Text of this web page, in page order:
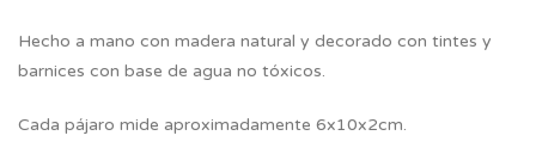
Hecho a mano con madera natural y decorado con tintes y
barnices con base de agua no tóxicos.
Cada pájaro mide aproximadamente 6x10x2cm.